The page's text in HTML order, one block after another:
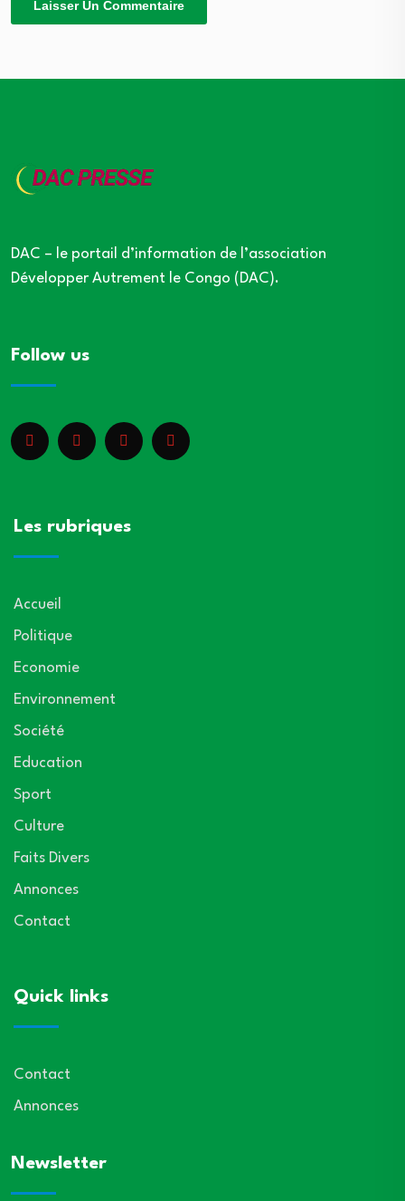
DAC – le portail d’information de l’association
Développer Autrement le Congo (DAC).
Follow us
Les rubriques
Accueil
Politique
Economie
Environnement
Société
Education
Sport
Culture
Faits Divers
Annonces
Contact
Quick links
Contact
Annonces
Newsletter